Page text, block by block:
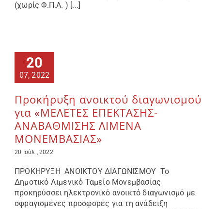
(χωρίς Φ.Π.Α. ) [...]
20
07, 2022
Προκήρυξη ανοικτού διαγωνισμού
για «ΜΕΛΕΤΕΣ ΕΠΕΚΤΑΣΗΣ-
ΑΝΑΒΑΘΜΙΣΗΣ ΛΙΜΕΝΑ
ΜΟΝΕΜΒΑΣΙΑΣ»
20 Ιούλ , 2022
ΠΡΟΚΗΡΥΞΗ ΑΝΟΙΚΤΟΥ ΔΙΑΓΩΝΙΣΜΟΥ Το
Δημοτικό Λιμενικό Ταμείο Μονεμβασίας
προκηρύσσει ηλεκτρονικό ανοικτό διαγωνισμό με
σφραγισμένες προσφορές για τη ανάδειξη